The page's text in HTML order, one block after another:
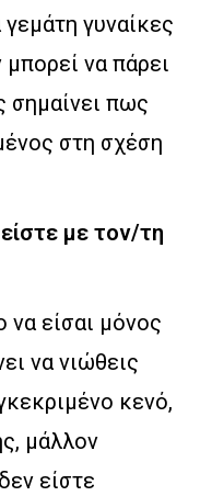
γυναίκες
να πάρει
σημαίνει πως
στη σχέση
με τον/τη
να είσαι μόνος
να νιώθεις
κενό,
μάλλον
είστε